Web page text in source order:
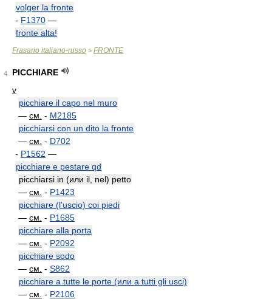
volger la fronte
- F1370 —
fronte alta!
Frasario italiano-russo > FRONTE
4
PICCHIARE
v
picchiare il capo nel muro
— см. - M2185
picchiarsi con un dito la fronte
— см. - D702
- P1562 —
picchiare e pestare qd
picchiarsi in (или il, nel) petto
— см. - P1423
picchiare (l'uscio) coi piedi
— см. - P1685
picchiare alla porta
— см. - P2092
picchiare sodo
— см. - S862
picchiare a tutte le porte (или a tutti gli usci)
— см. - P2106